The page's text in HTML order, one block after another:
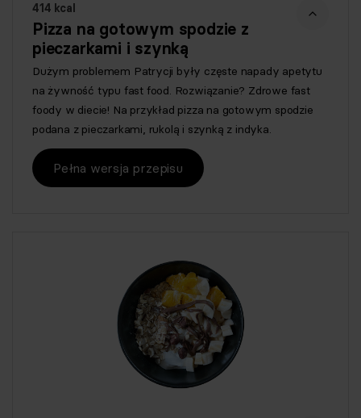
414 kcal
Pizza na gotowym spodzie z
pieczarkami i szynką
Dużym problemem Patrycji były częste napady apetytu
na żywność typu fast food. Rozwiązanie? Zdrowe fast
foody w diecie! Na przykład pizza na gotowym spodzie
podana z pieczarkami, rukolą i szynką z indyka.
Pełna wersja przepisu